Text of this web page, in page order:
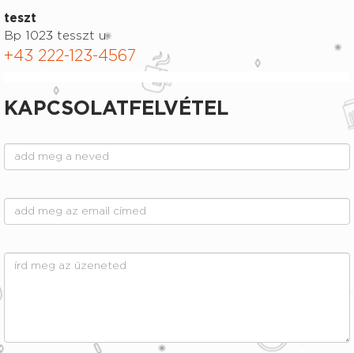
teszt
Bp 1023 tesszt u.
+43 222-123-4567
KAPCSOLATFELVÉTEL